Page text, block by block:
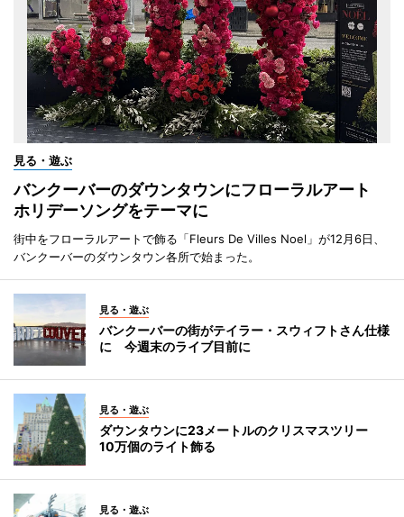
見る・遊ぶ
バンクーバーのダウンタウンにフローラルアート
ホリデーソングをテーマに
街中をフローラルアートで飾る「Fleurs De Villes Noel」が12月6日、
バンクーバーのダウンタウン各所で始まった。
見る・遊ぶ
バンクーバーの街がテイラー・スウィフトさん仕様
に 今週末のライブ目前に
見る・遊ぶ
ダウンタウンに23メートルのクリスマスツリー
10万個のライト飾る
見る・遊ぶ